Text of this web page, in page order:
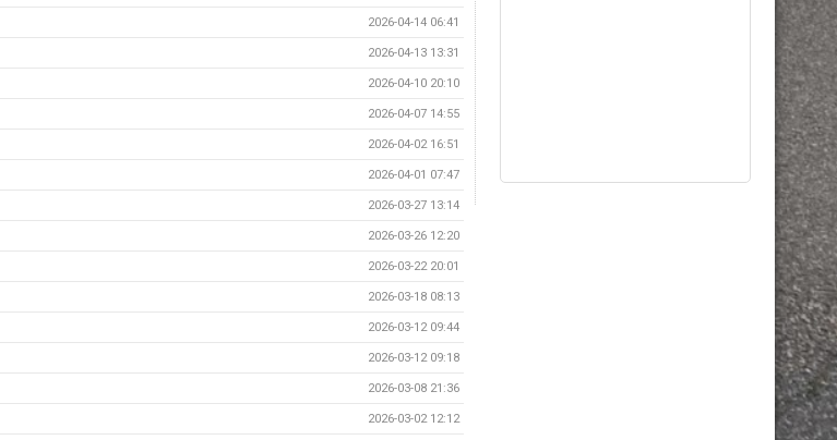
2026-04-14 06:41
2026-04-13 13:31
2026-04-10 20:10
2026-04-07 14:55
2026-04-02 16:51
2026-04-01 07:47
2026-03-27 13:14
2026-03-26 12:20
2026-03-22 20:01
2026-03-18 08:13
2026-03-12 09:44
2026-03-12 09:18
2026-03-08 21:36
2026-03-02 12:12